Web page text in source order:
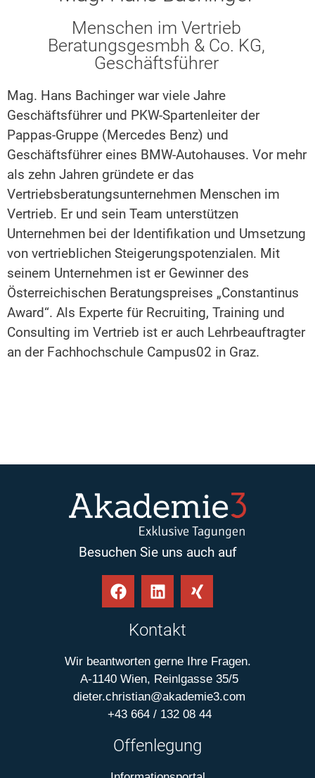
Menschen im Vertrieb
Beratungsgesmbh & Co. KG,
Geschäftsführer
Mag. Hans Bachinger war viele Jahre
Geschäftsführer und PKW-Spartenleiter der
Pappas-Gruppe (Mercedes Benz) und
Geschäftsführer eines BMW-Autohauses. Vor mehr
als zehn Jahren gründete er das
Vertriebsberatungsunternehmen Menschen im
Vertrieb. Er und sein Team unterstützen
Unternehmen bei der Identifikation und Umsetzung
von vertrieblichen Steigerungspotenzialen. Mit
seinem Unternehmen ist er Gewinner des
Österreichischen Beratungspreises „Constantinus
Award“. Als Experte für Recruiting, Training und
Consulting im Vertrieb ist er auch Lehrbeauftragter
an der Fachhochschule Campus02 in Graz.
Besuchen Sie uns auch auf
Kontakt
Wir beantworten gerne Ihre Fragen.
A-1140 Wien, Reinlgasse 35/5
dieter.christian@akademie3.com
+43 664 / 132 08 44
Offenlegung